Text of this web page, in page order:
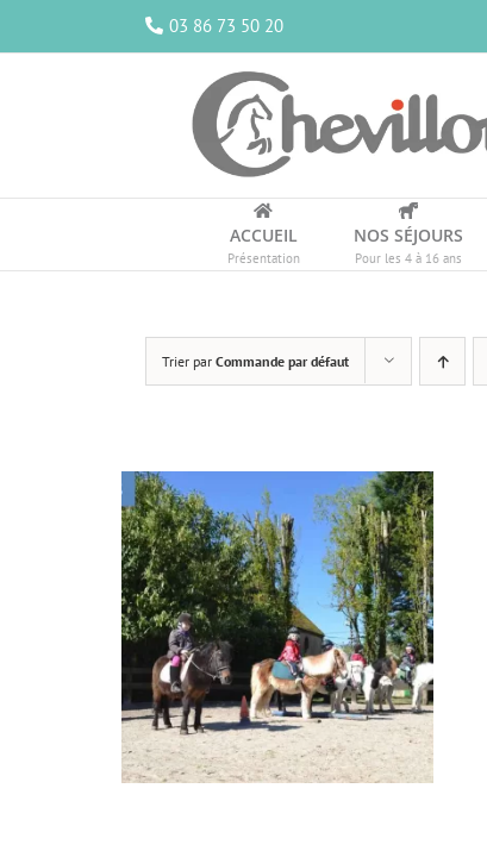
03 86 73 50 20
ACCUEIL
Présentation
NOS SÉJOURS
Pour les 4 à 16 ans
Trier par Commande par défaut